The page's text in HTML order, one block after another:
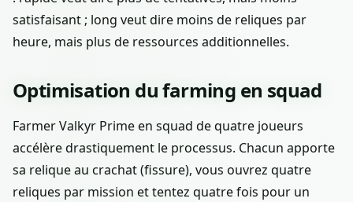
satisfaisant ; long veut dire moins de reliques par
heure, mais plus de ressources additionnelles.
Optimisation du farming en squad
Farmer Valkyr Prime en squad de quatre joueurs
accélère drastiquement le processus. Chacun apporte
sa relique au crachat (fissure), vous ouvrez quatre
reliques par mission et tentez quatre fois pour un